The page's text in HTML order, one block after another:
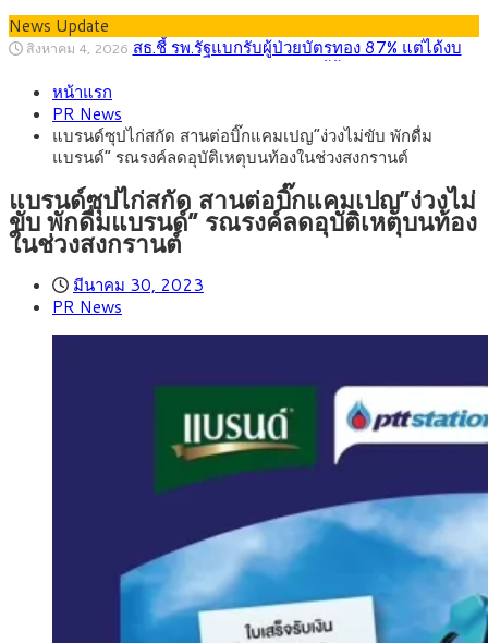
News Update
สิงหาคม 4, 2026 สธ.ชี้ รพ.รัฐแบกรับผู้ป่วยบัตรทอง 87% แต่ได้งบ
รายหัวเพียง 2,618 บาท เสนอทบทวนจัดสรรงบให้สอดคล้องภาระ
งานจริง
33.00-33.60 ติดตามข้อมูลจ้างงานสหรัฐฯ
สิงหาคม 1, 2026
เดินหน้า 5 ยุทธศาสตร์ รื้อโครงสร้างเศรษฐกิจ ดันไทยโตเต็ม
ศักยภาพ
กรกฎาคม 27, 2026
ติดลายการ์ตูน กรมศุลกากร เตือนผู้ปกครองเฝ้าระวัง หลังยึดล็อต
ใหญ่จากเยอรมนี
กรกฎาคม 27, 2026 กรุงศรี คาดเงินบาทสัปดาห์นี้ (27–31 ก.ค.
2569) ซื้อขายในกรอบ 33.40-34.00 มองเฟดคงดอกเบี้ย
สิงหาคม 5, 2026 ครม.ไฟเขียวหลักการ ร่าง พ.ร.ฎ. เปิดทาง รฟม.เดิน
หน้ารถไฟฟ้าสงขลา โมโนเรล 12.54 กม. เชื่อมเมืองหาดใหญ่
สิงหาคม 4, 2026 สธ.ชี้ รพ.รัฐแบกรับผู้ป่วยบัตรทอง 87% แต่ได้งบ
รายหัวเพียง 2,618 บาท เสนอทบทวนจัดสรรงบให้สอดคล้องภาระ
งานจริง
หน้าแรก
PR News
แบรนด์ซุปไก่สกัด สานต่อบิ๊กแคมเปญ”ง่วงไม่ขับ พักดื่ม
แบรนด์” รณรงค์ลดอุบัติเหตุบนท้องในช่วงสงกรานต์
แบรนด์ซุปไก่สกัด สานต่อบิ๊กแคมเปญ”ง่วงไม่
ขับ พักดื่มแบรนด์” รณรงค์ลดอุบัติเหตุบนท้อง
ในช่วงสงกรานต์
มีนาคม 30, 2023
PR News